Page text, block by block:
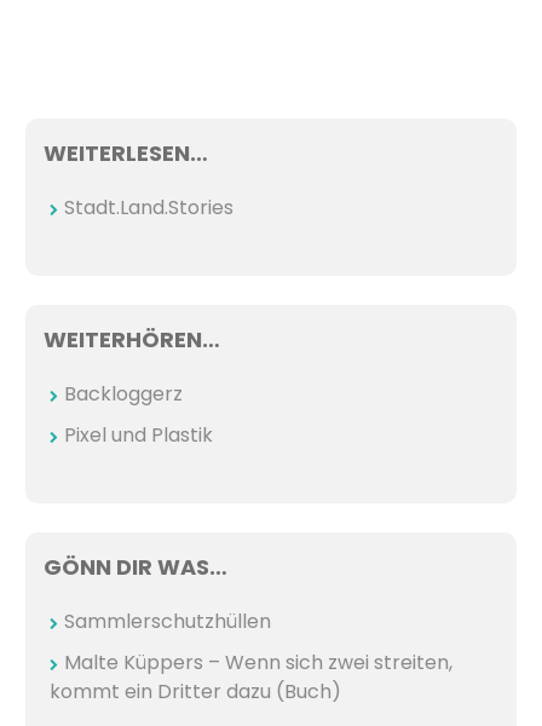
WEITERLESEN…
Stadt.Land.Stories
WEITERHÖREN…
Backloggerz
Pixel und Plastik
GÖNN DIR WAS…
Sammlerschutzhüllen
Malte Küppers – Wenn sich zwei streiten,
kommt ein Dritter dazu (Buch)